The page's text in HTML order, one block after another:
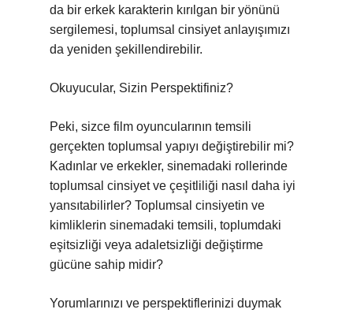
da bir erkek karakterin kırılgan bir yönünü
sergilemesi, toplumsal cinsiyet anlayışımızı
da yeniden şekillendirebilir.
Okuyucular, Sizin Perspektifiniz?
Peki, sizce film oyuncularının temsili
gerçekten toplumsal yapıyı değiştirebilir mi?
Kadınlar ve erkekler, sinemadaki rollerinde
toplumsal cinsiyet ve çeşitliliği nasıl daha iyi
yansıtabilirler? Toplumsal cinsiyetin ve
kimliklerin sinemadaki temsili, toplumdaki
eşitsizliği veya adaletsizliği değiştirme
gücüne sahip midir?
Yorumlarınızı ve perspektiflerinizi duymak